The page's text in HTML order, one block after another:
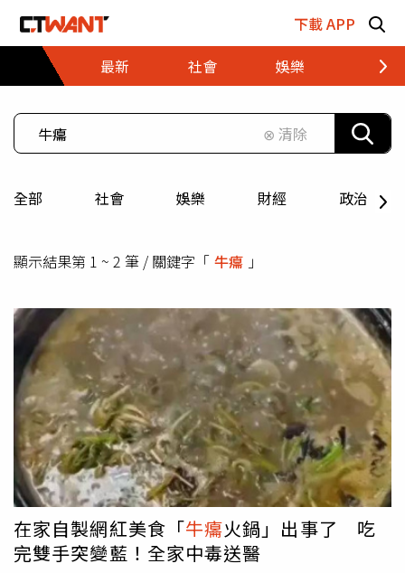
下載 APP
最新
社會 娛樂 財經
⊗ 清除
全部 社會 娛樂 財經 政治
顯示結果第 1 ~ 2 筆 / 關鍵字「 牛癟 」
在家自製網紅美食「牛癟火鍋」出事了 吃
完雙手突變藍！全家中毒送醫